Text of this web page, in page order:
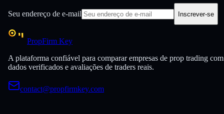
Seu endereço de e-mail Inscrever-se
PropFirm Key
A plataforma confiável para comparar empresas de prop trading com
dados verificados e avaliações de traders reais.
contact@propfirmkey.com